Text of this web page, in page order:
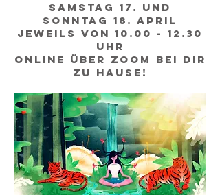
Samstag 17. und
Sonntag 18. April
jeweils von 10.00 - 12.30
Uhr
Online über zoom bei Dir
zu Hause!